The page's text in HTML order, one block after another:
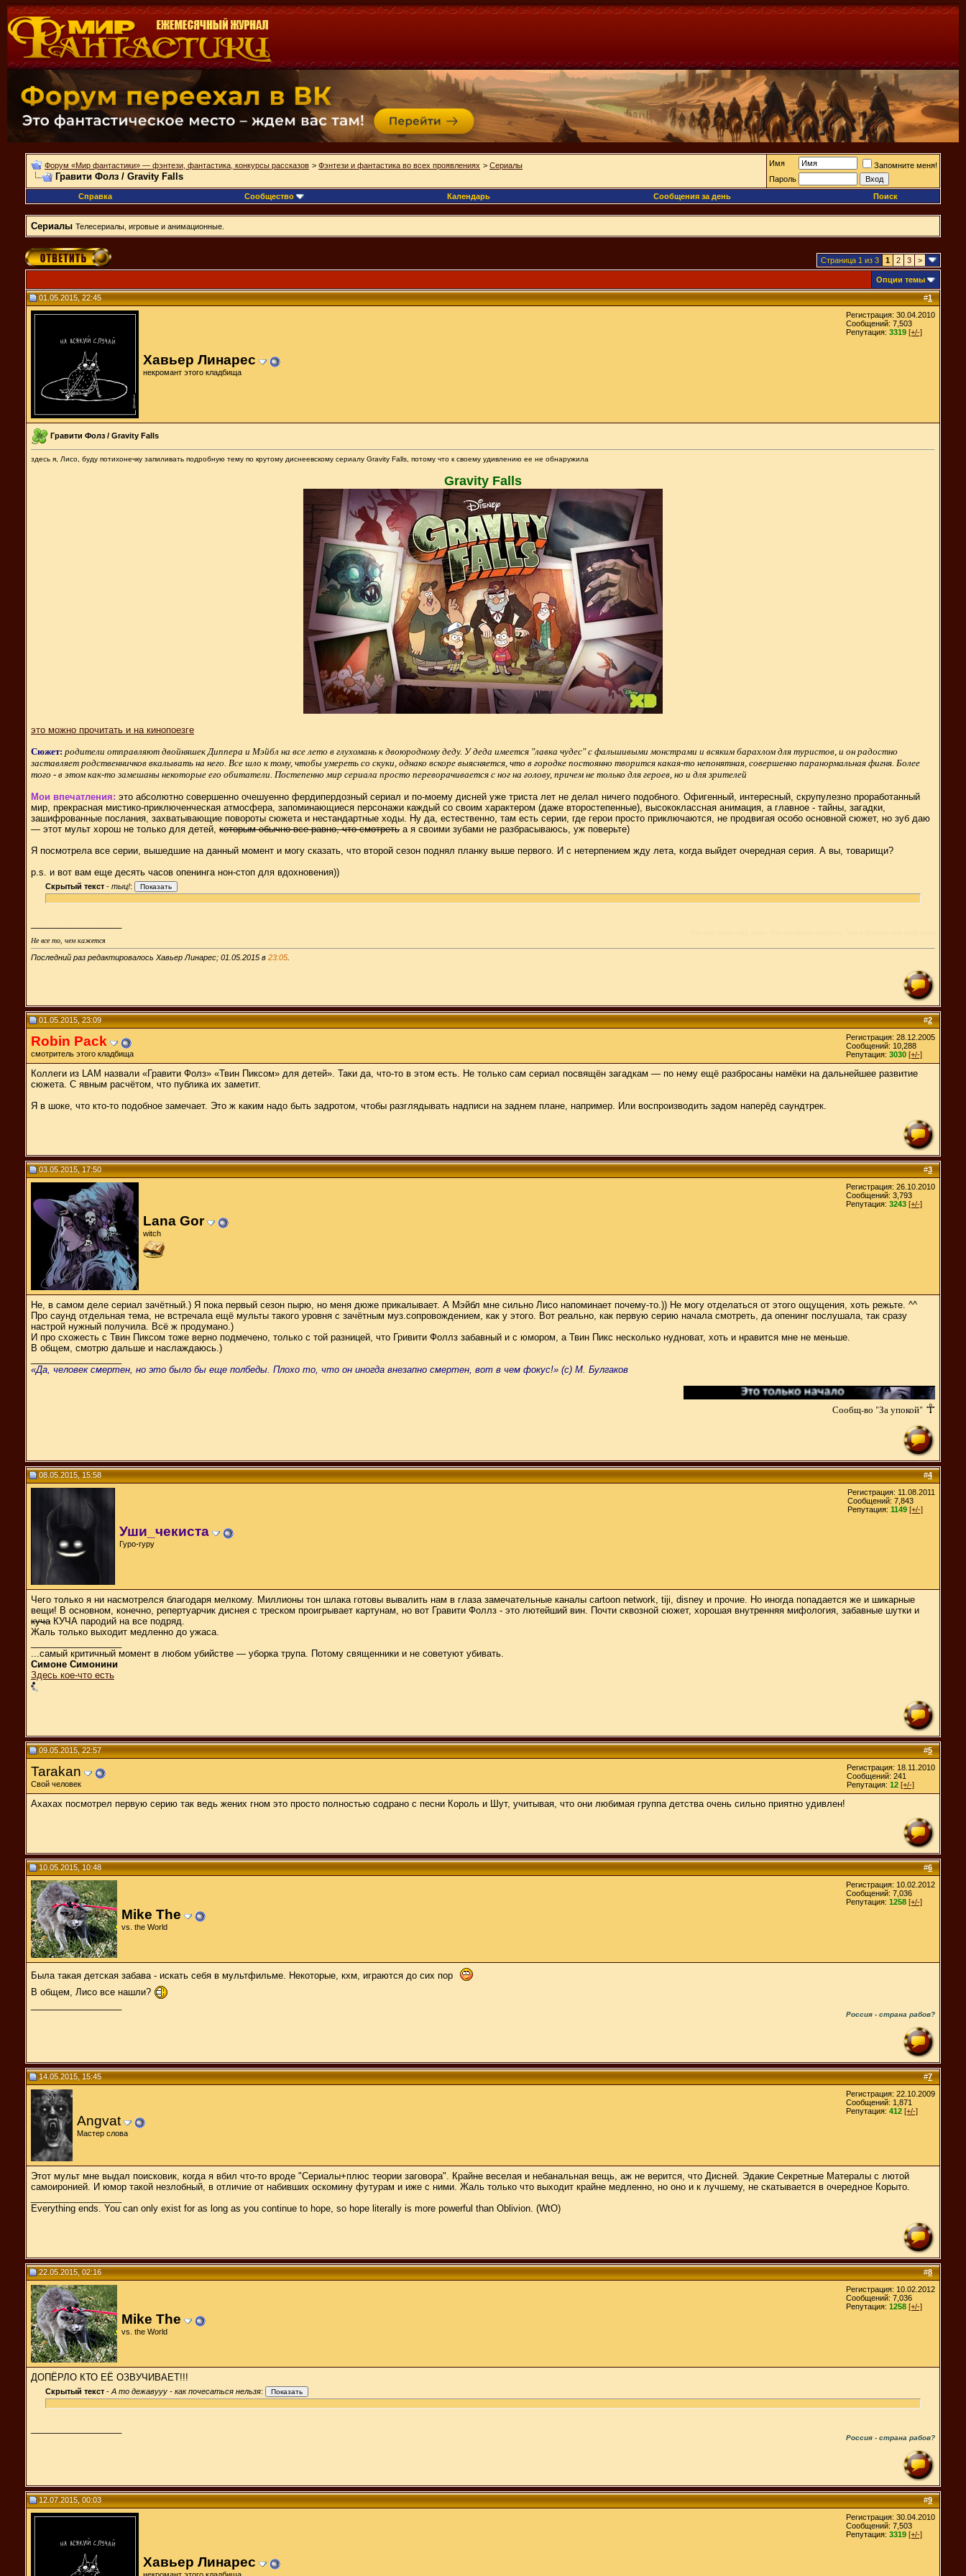
Форум «Мир фантастики» — фэнтези, фантастика, конкурсы рассказов > Фэнтези и фантастика во всех проявлениях > Сериалы
Гравити Фолз / Gravity Falls
Имя
Запомните меня!
Пароль
Справка
Сообщество Календарь Сообщения за день Поиск
Сериалы Телесериалы, игровые и анимационные.
Страница 1 из 3 1 2 3 >
Опции темы
#1
01.05.2015, 22:45
Хавьер Линарес
некромант этого кладбища
Регистрация: 30.04.2010
Сообщений: 7,503
Репутация: 3319 [+/-]
Гравити Фолз / Gravity Falls
здесь я, Лисо, буду потихонечку запиливать подробную тему по крутому диснеевскому сериалу Gravity Falls, потому что к своему удивлению ее не обнаружила
Gravity Falls
это можно прочитать и на кинопоезге
Сюжет: родители отправляют двойняшек Диппера и Мэйбл на все лето в глухомань к двоюродному деду. У деда имеется "лавка чудес" с фальшивыми монстрами и всяким барахлом для туристов, и он радостно
заставляет родственничков вкалывать на него. Все шло к тому, чтобы умереть со скуки, однако вскоре выясняется, что в городке постоянно творится какая-то непонятная, совершенно паранормальная фигня. Более
того - в этом как-то замешаны некоторые его обитатели. Постепенно мир сериала просто переворачивается с ног на голову, причем не только для героев, но и для зрителей
Мои впечатления: это абсолютно совершенно очешуенно фердипердозный сериал и по-моему дисней уже триста лет не делал ничего подобного. Офигенный, интересный, скрупулезно проработанный
мир, прекрасная мистико-приключенческая атмосфера, запоминающиеся персонажи каждый со своим характером (даже второстепенные), высококлассная анимация, а главное - тайны, загадки,
зашифрованные послания, захватывающие повороты сюжета и нестандартные ходы. Ну да, естественно, там есть серии, где герои просто приключаются, не продвигая особо основной сюжет, но зуб даю
— этот мульт хорош не только для детей, которым обычно все равно, что смотреть а я своими зубами не разбрасываюсь, уж поверьте)
Я посмотрела все серии, вышедшие на данный момент и могу сказать, что второй сезон поднял планку выше первого. И с нетерпением жду лета, когда выйдет очередная серия. А вы, товарищи?
p.s. и вот вам еще десять часов опенинга нон-стоп для вдохновения))
Скрытый текст - тыц!:
Не все то, чем кажется
Последний раз редактировалось Хавьер Линарес; 01.05.2015 в 23:05
#2
01.05.2015, 23:09
Robin Pack
смотритель этого кладбища
Регистрация: 28.12.2005
Сообщений: 10,288
Репутация: 3030 [+/-]
Коллеги из LAM назвали «Гравити Фолз» «Твин Пиксом» для детей». Таки да, что-то в этом есть. Не только сам сериал посвящён загадкам — по нему ещё разбросаны намёки на дальнейшее развитие
сюжета. С явным расчётом, что публика их заметит.
Я в шоке, что кто-то подобное замечает. Это ж каким надо быть задротом, чтобы разглядывать надписи на заднем плане, например. Или воспроизводить задом наперёд саундтрек.
#3
03.05.2015, 17:50
Lana Gor
witch
Регистрация: 26.10.2010
Сообщений: 3,793
Репутация: 3243 [+/-]
Не, в самом деле сериал зачётный.) Я пока первый сезон пырю, но меня дюже прикалывает. А Мэйбл мне сильно Лисо напоминает почему-то.)) Не могу отделаться от этого ощущения, хоть режьте. ^^
Про саунд отдельная тема, не встречала ещё мульты такого уровня с зачётным муз.сопровождением, как у этого. Вот реально, как первую серию начала смотреть, да опенинг послушала, так сразу
настрой нужный получила. Всё ж продумано.)
И про схожесть с Твин Пиксом тоже верно подмечено, только с той разницей, что Гривити Фоллз забавный и с юмором, а Твин Пикс несколько нудноват, хоть и нравится мне не меньше.
В общем, смотрю дальше и наслаждаюсь.)
«Да, человек смертен, но это было бы еще полбеды. Плохо то, что он иногда внезапно смертен, вот в чем фокус!» (с) М. Булгаков
Сообщ-во "За упокой" ☥
#4
08.05.2015, 15:58
Уши_чекиста
Гуро-гуру
Регистрация: 11.08.2011
Сообщений: 7,843
Репутация: 1149 [+/-]
Чего только я ни насмотрелся благодаря мелкому. Миллионы тон шлака готовы вывалить нам в глаза замечательные каналы cartoon network, tiji, disney и прочие. Но иногда попадается же и шикарные
вещи! В основном, конечно, репертуарчик диснея с треском проигрывает картунам, но вот Гравити Фоллз - это лютейший вин. Почти сквозной сюжет, хорошая внутренняя мифология, забавные шутки и
куча КУЧА пародий на все подряд.
Жаль только выходит медленно до ужаса.
...самый критичный момент в любом убийстве — уборка трупа. Потому священники и не советуют убивать.
Симоне Симонини
Здесь кое-что есть
#5
09.05.2015, 22:57
Tarakan
Свой человек
Регистрация: 18.11.2010
Сообщений: 241
Репутация: 12 [+/-]
Ахахах посмотрел первую серию так ведь жених гном это просто полностью содрано с песни Король и Шут, учитывая, что они любимая группа детства очень сильно приятно удивлен!
#6
10.05.2015, 10:48
Mike The
vs. the World
Регистрация: 10.02.2012
Сообщений: 7,036
Репутация: 1258 [+/-]
Была такая детская забава - искать себя в мультфильме. Некоторые, кхм, играются до сих пор
В общем, Лисо все нашли?
Россия - страна рабов?
#7
14.05.2015, 15:45
Angvat
Мастер слова
Регистрация: 22.10.2009
Сообщений: 1,871
Репутация: 412 [+/-]
Этот мульт мне выдал поисковик, когда я вбил что-то вроде "Сериалы+плюс теории заговора". Крайне веселая и небанальная вещь, аж не верится, что Дисней. Эдакие Секретные Матералы с лютой
самоиронией. И юмор такой незлобный, в отличие от набивших оскомину футурам и иже с ними. Жаль только что выходит крайне медленно, но оно и к лучшему, не скатывается в очередное Корыто.
Everything ends. You can only exist for as long as you continue to hope, so hope literally is more powerful than Oblivion. (WtO)
#8
22.05.2015, 02:16
Mike The
vs. the World
Регистрация: 10.02.2012
Сообщений: 7,036
Репутация: 1258 [+/-]
ДОПЁРЛО КТО ЕЁ ОЗВУЧИВАЕТ!!!
Скрытый текст - А то дежавууу - как почесаться нельзя:
Россия - страна рабов?
#9
12.07.2015, 00:03
Хавьер Линарес
некромант этого кладбища
Регистрация: 30.04.2010
Сообщений: 7,503
Репутация: 3319 [+/-]